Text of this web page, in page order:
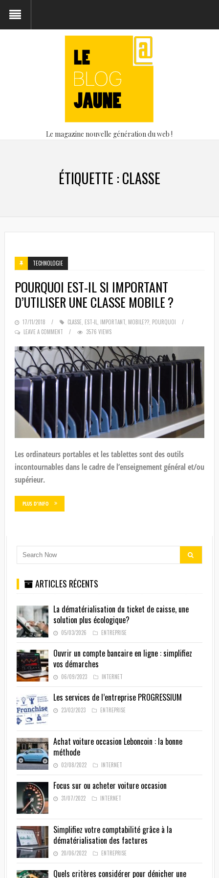
Le magazine nouvelle génération du web !
ÉTIQUETTE :CLASSE
TECHNOLOGIE
POURQUOI EST-IL SI IMPORTANT
D’UTILISER UNE CLASSE MOBILE ?
POSTED
ON
17/11/2018 CLASSE EST-IL IMPORTANT, MOBILE??, POURQUOI
LEAVE A COMMENT
3576 VIEWS
Les ordinateurs portables et les tablettes sont des outils
incontournables dans le cadre de l’enseignement général et/ou
supérieur.
PLUS D'INFO
ARTICLES RÉCENTS
La dématérialisation du ticket de caisse, une
solution plus écologique?
05/03/2026 ENTREPRISE
Ouvrir un compte bancaire en ligne : simplifiez
vos démarches
06/09/2023 INTERNET
Les services de l’entreprise PROGRESSIUM
23/02/2023 ENTREPRISE
Achat voiture occasion Leboncoin : la bonne
méthode
02/08/2022 INTERNET
Focus sur ou acheter voiture occasion
31/07/2022 INTERNET
Simplifiez votre comptabilité grâce à la
dématérialisation des factures
20/06/2022 ENTREPRISE
Quels critères considérer pour dénicher une